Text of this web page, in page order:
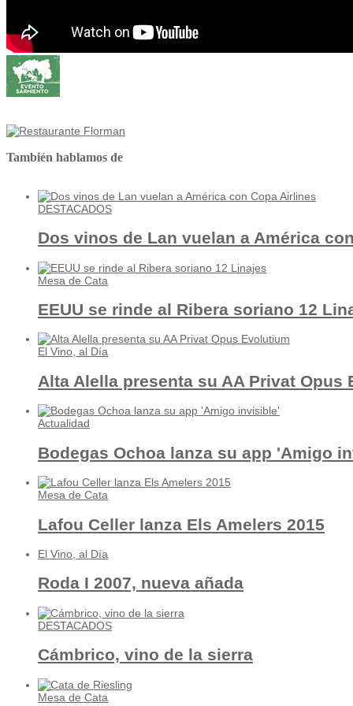
También hablamos de
DESTACADOS
Dos vinos de Lan vuelan a América
Mesa de Cata
EEUU se rinde al Ribera soriano 12
El Vino, al Día
Alta Alella presenta su AA Privat Opus
Actualidad
Bodegas Ochoa lanza su app 'Amigo
Mesa de Cata
Lafou Celler lanza Els Amelers 2015
El Vino, al Día
Roda I 2007, nueva añada
DESTACADOS
Cámbrico, vino de la sierra
Mesa de Cata